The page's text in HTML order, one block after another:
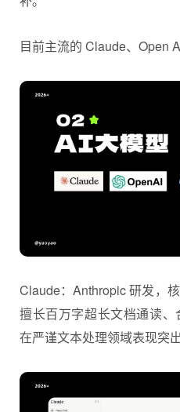
目前主流的 Claude、Open
Claude：Anthropic 研发，
擅长百万字超长文档通读、
在严谨文本处理领域表现突出